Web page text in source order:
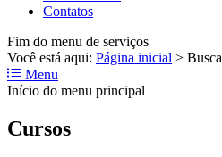
Contatos
Fim do menu de serviços
Você está aqui: Página inicial > Busca
Menu
Início do menu principal
Cursos